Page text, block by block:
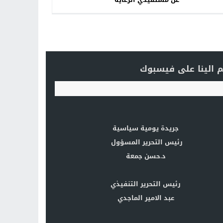
الينا على فيسبوك
جريدة يومية سياسية
رئيس التحرير المسؤول
د.حسن جمعة
رئيس التحرير التنفيذي
عبد الامير الماجدي